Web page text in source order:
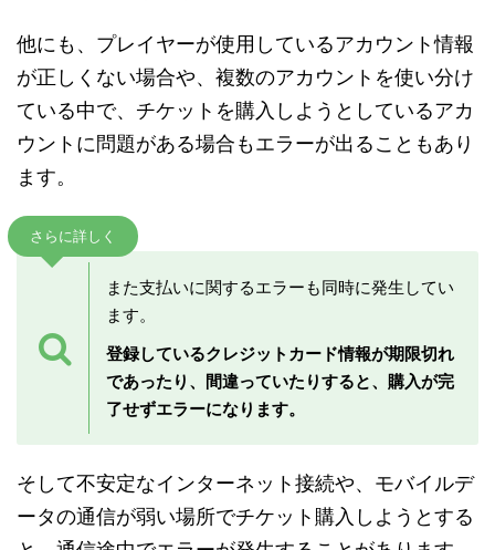
他にも、プレイヤーが使用しているアカウント情報
が正しくない場合や、複数のアカウントを使い分け
ている中で、チケットを購入しようとしているアカ
ウントに問題がある場合もエラーが出ることもあり
ます。
さらに詳しく
また支払いに関するエラーも同時に発生してい
ます。
登録しているクレジットカード情報が期限切れ
であったり、間違っていたりすると、購入が完
了せずエラーになります。
そして不安定なインターネット接続や、モバイルデ
ータの通信が弱い場所でチケット購入しようとする